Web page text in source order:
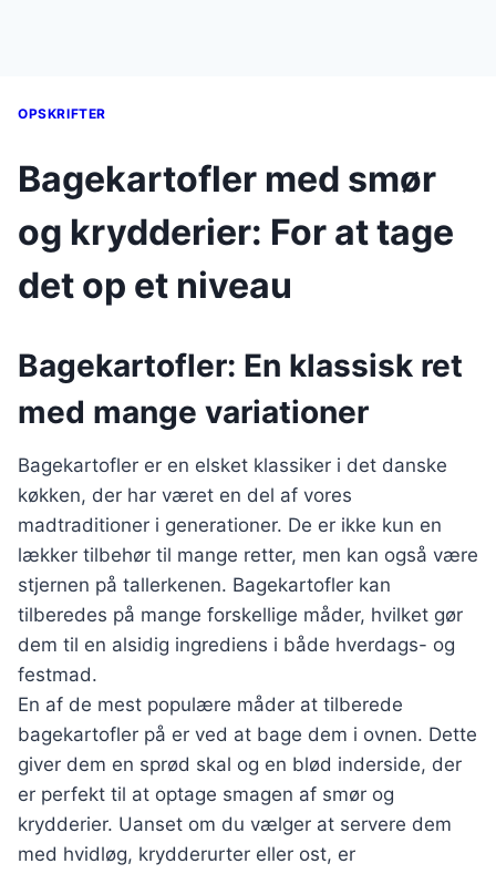
OPSKRIFTER
Bagekartofler med smør
og krydderier: For at tage
det op et niveau
Bagekartofler: En klassisk ret
med mange variationer
Bagekartofler er en elsket klassiker i det danske
køkken, der har været en del af vores
madtraditioner i generationer. De er ikke kun en
lækker tilbehør til mange retter, men kan også være
stjernen på tallerkenen. Bagekartofler kan
tilberedes på mange forskellige måder, hvilket gør
dem til en alsidig ingrediens i både hverdags- og
festmad.
En af de mest populære måder at tilberede
bagekartofler på er ved at bage dem i ovnen. Dette
giver dem en sprød skal og en blød inderside, der
er perfekt til at optage smagen af smør og
krydderier. Uanset om du vælger at servere dem
med hvidløg, krydderurter eller ost, er